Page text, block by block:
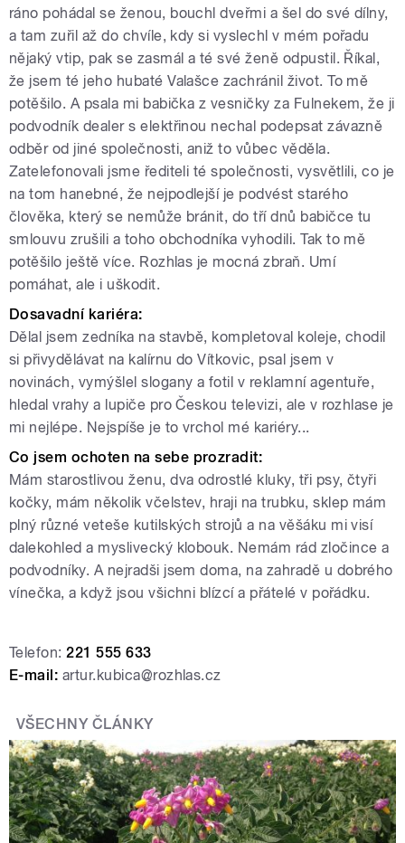
ráno pohádal se ženou, bouchl dveřmi a šel do své dílny,
a tam zuřil až do chvíle, kdy si vyslechl v mém pořadu
nějaký vtip, pak se zasmál a té své ženě odpustil. Říkal,
že jsem té jeho hubaté Valašce zachránil život. To mě
potěšilo. A psala mi babička z vesničky za Fulnekem, že ji
podvodník dealer s elektřinou nechal podepsat závazně
odběr od jiné společnosti, aniž to vůbec věděla.
Zatelefonovali jsme řediteli té společnosti, vysvětlili, co je
na tom hanebné, že nejpodlejší je podvést starého
člověka, který se nemůže bránit, do tří dnů babičce tu
smlouvu zrušili a toho obchodníka vyhodili. Tak to mě
potěšilo ještě více. Rozhlas je mocná zbraň. Umí
pomáhat, ale i uškodit.
Dosavadní kariéra:
Dělal jsem zedníka na stavbě, kompletoval koleje, chodil
si přivydělávat na kalírnu do Vítkovic, psal jsem v
novinách, vymýšlel slogany a fotil v reklamní agentuře,
hledal vrahy a lupiče pro Českou televizi, ale v rozhlase je
mi nejlépe. Nejspíše je to vrchol mé kariéry...
Co jsem ochoten na sebe prozradit:
Mám starostlivou ženu, dva odrostlé kluky, tři psy, čtyři
kočky, mám několik včelstev, hraji na trubku, sklep mám
plný různé veteše kutilských strojů a na věšáku mi visí
dalekohled a myslivecký klobouk. Nemám rád zločince a
podvodníky. A nejradši jsem doma, na zahradě u dobrého
vínečka, a když jsou všichni blízcí a přátelé v pořádku.
Telefon: 221 555 633
E-mail: artur.kubica@rozhlas.cz
VŠECHNY ČLÁNKY